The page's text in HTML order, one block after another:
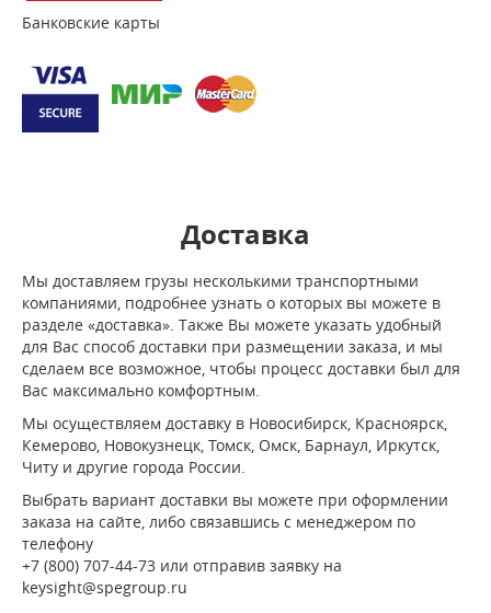
Банковские карты
Доставка
Мы доставляем грузы несколькими транспортными
компаниями, подробнее узнать о которых вы можете в
разделе «доставка». Также Вы можете указать удобный
для Вас способ доставки при размещении заказа, и мы
сделаем все возможное, чтобы процесс доставки был для
Вас максимально комфортным.
Мы осуществляем доставку в Новосибирск, Красноярск,
Кемерово, Новокузнецк, Томск, Омск, Барнаул, Иркутск,
Читу и другие города России.
Выбрать вариант доставки вы можете при оформлении
заказа на сайте, либо связавшись с менеджером по
телефону
+7 (800) 707-44-73 или отправив заявку на
keysight@spegroup.ru